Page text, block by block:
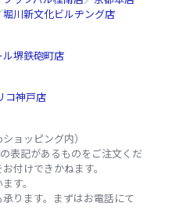
堀川新文化ビルヂング店
堺鉄砲町店
コ神戸店
ショッピング内）
表記があるものをご注文くだ
付けできかねます。
す。
ります。まずはお電話にて